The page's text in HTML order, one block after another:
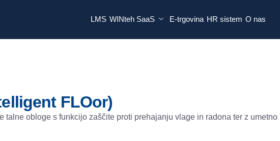
LMS WINteh SaaS E-trgovina HR sistem O nas
FLOor)
talne obloge s funkcijo zaščite proti prehajanju vlage in radona ter z